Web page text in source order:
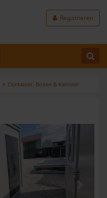
Registrieren
Container, Boxen & Kanister